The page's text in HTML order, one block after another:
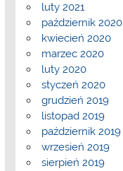
luty 2021
październik 2020
kwiecień 2020
marzec 2020
luty 2020
styczeń 2020
grudzień 2019
listopad 2019
październik 2019
wrzesień 2019
sierpień 2019